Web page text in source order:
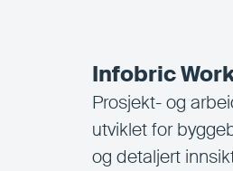
Infobric
Prosjekt- og
utviklet for
og detaljert